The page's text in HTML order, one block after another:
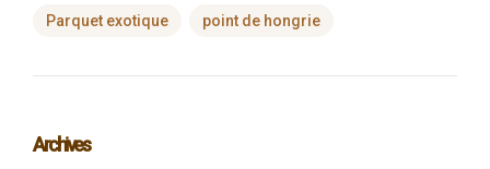
Parquet exotique point de hongrie
Archives